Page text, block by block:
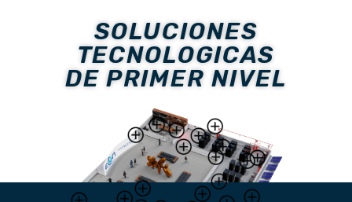
SOLUCIONES
TECNOLOGICAS
DE PRIMER NIVEL